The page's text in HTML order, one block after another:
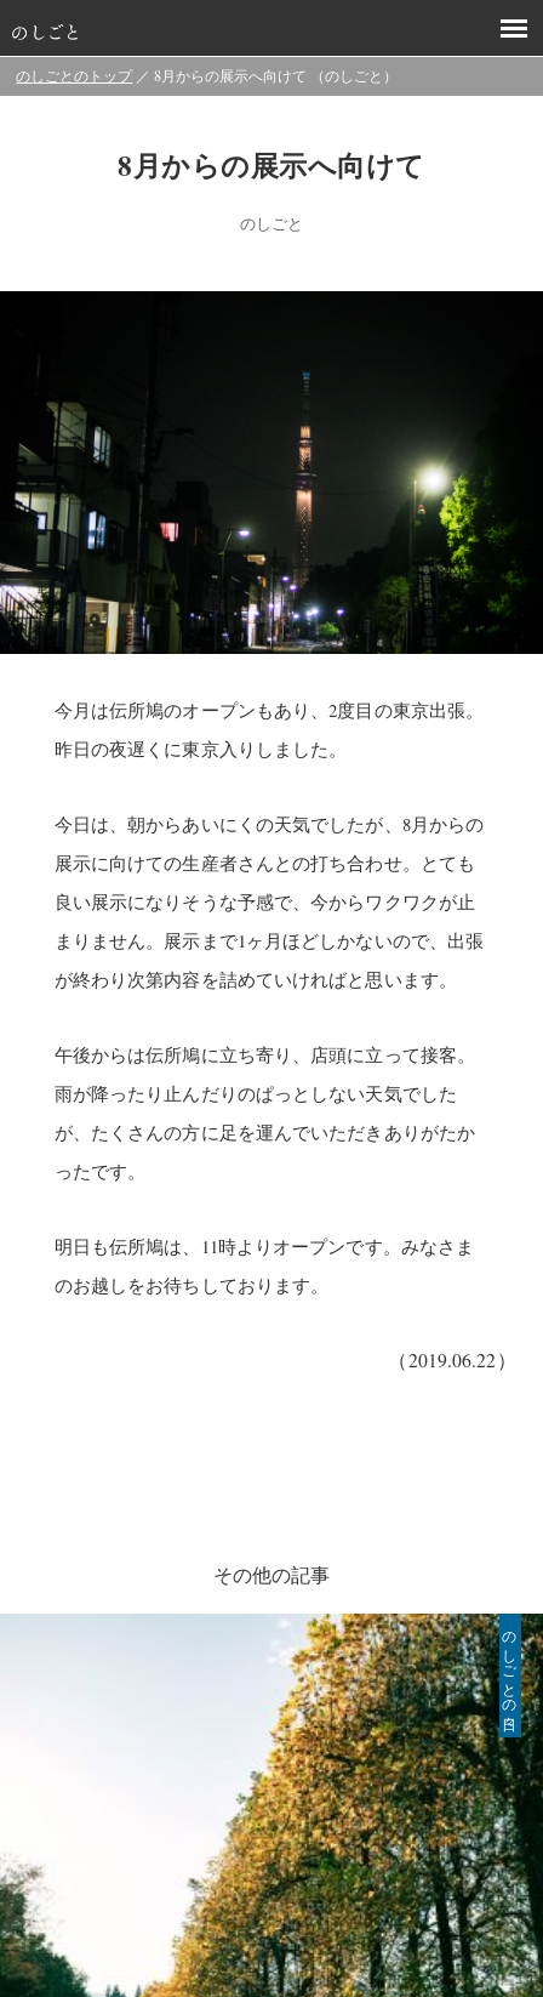
のしごとのトップ ／ 8月からの展示へ向けて （のしごと）
8月からの展示へ向けて
のしごと
今月は伝所鳩のオープンもあり、2度目の東京出張。
昨日の夜遅くに東京入りしました。
今日は、朝からあいにくの天気でしたが、8月からの
展示に向けての生産者さんとの打ち合わせ。とても
良い展示になりそうな予感で、今からワクワクが止
まりません。展示まで1ヶ月ほどしかないので、出張
が終わり次第内容を詰めていければと思います。
午後からは伝所鳩に立ち寄り、店頭に立って接客。
雨が降ったり止んだりのぱっとしない天気でした
が、たくさんの方に足を運んでいただきありがたか
ったです。
明日も伝所鳩は、11時よりオープンです。みなさま
のお越しをお待ちしております。
（2019.06.22）
その他の記事
のしごとの日々